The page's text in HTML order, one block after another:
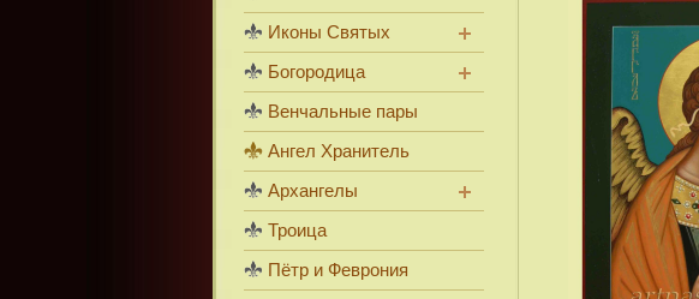
Иконы Святых
Богородица
Венчальные пары
Ангел Хранитель
Архангелы
Троица
Пётр и Феврония